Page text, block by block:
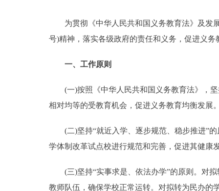
12345网上接诉即办
参与调查
走进北京
绿色北京
为贯彻《中华人民共和国义务教育法》及发展
号)精神，落实各级政府的责任和义务，促进义
一、工作原则
(一)按照《中华人民共和国义务教育法》，坚
相对均等的受教育机会，促进义务教育均衡发展
(二)坚持“就近入学、逐步规范、稳步推进”的
学体制改革试点校进行规范和完善，促进其健康
(三)坚持“实事求是、依法办学”的原则。对拟
教师队伍，确保学校正常运转。对拟转为民办的